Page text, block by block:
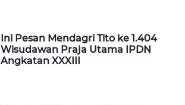
Ini Pesan Mendagri Tito ke 1.404
Wisudawan Praja Utama IPDN
Angkatan XXXIII